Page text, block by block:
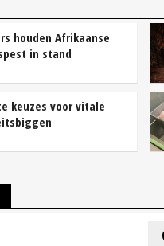
houden Afrikaanse
in stand
keuzes voor vitale